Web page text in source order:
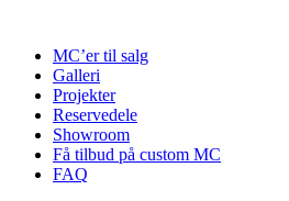
indholdMC’er til salg
Galleri
Projekter
Reservedele
Showroom
Få tilbud på custom MC
FAQ